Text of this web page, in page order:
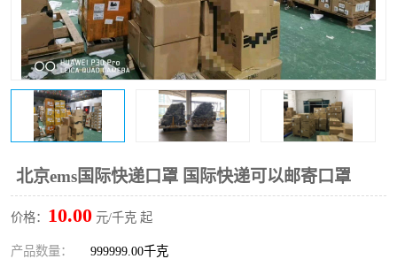
北京ems国际快递口罩 国际快递可以邮寄口罩
价格： 10.00 元/千克 起
产品数量： 999999.00千克
新能源电池出口物流